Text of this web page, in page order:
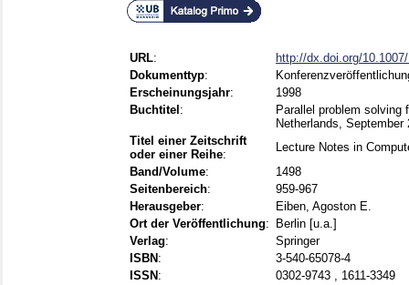
URL:
http://dx.doi.org/
Dokumenttyp:
Erscheinungsjahr:
1998
Buchtitel :
Parallel problem solving
Netherlands,
Titel einer Zeitschrift
oder einer Reihe:
Lecture Notes in
Band/Volume:
1498
Seitenbereich:
959-967
Herausgeber:
Eiben, Agoston E.
Ort der Veröffentlichung:
Berlin [u.a.]
Verlag:
Springer
ISBN :
3-540-65078-4
ISSN :
0302-9743 , 1611-3349